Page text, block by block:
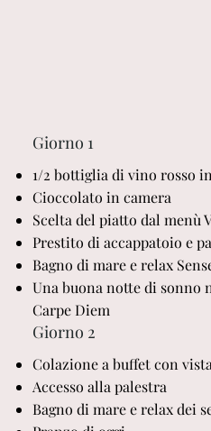
Giorno 1
1/2 bottiglia di vino rosso
Cioccolato in camera
Scelta del piatto dal menù
Prestito di accappatoio e
Bagno di mare e relax
Una buona notte di
Carpe Diem
Giorno 2
Colazione a buffet con
Accesso alla palestra
Bagno di mare e relax dei